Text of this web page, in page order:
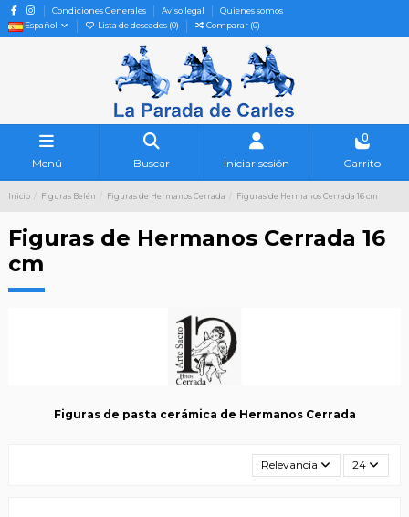
Condiciones Generales Aviso legal
Quienes somos
Español
Lista de deseados (0) Comparar (0)
Menú Buscar Iniciar sesión
0
Carrito
Inicio Figuras Belén Figuras de Hermanos Cerrada Figuras de Hermanos Cerrada 16 cm
Figuras de Hermanos Cerrada 16
cm
Figuras de pasta cerámica de Hermanos Cerrada
Relevancia 24